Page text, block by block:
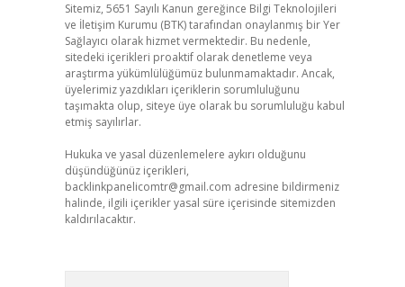
Sitemiz, 5651 Sayılı Kanun gereğince Bilgi Teknolojileri
ve İletişim Kurumu (BTK) tarafından onaylanmış bir Yer
Sağlayıcı olarak hizmet vermektedir. Bu nedenle,
sitedeki içerikleri proaktif olarak denetleme veya
araştırma yükümlülüğümüz bulunmamaktadır. Ancak,
üyelerimiz yazdıkları içeriklerin sorumluluğunu
taşımakta olup, siteye üye olarak bu sorumluluğu kabul
etmiş sayılırlar.
Hukuka ve yasal düzenlemelere aykırı olduğunu
düşündüğünüz içerikleri,
backlinkpanelicomtr@gmail.com adresine bildirmeniz
halinde, ilgili içerikler yasal süre içerisinde sitemizden
kaldırılacaktır.